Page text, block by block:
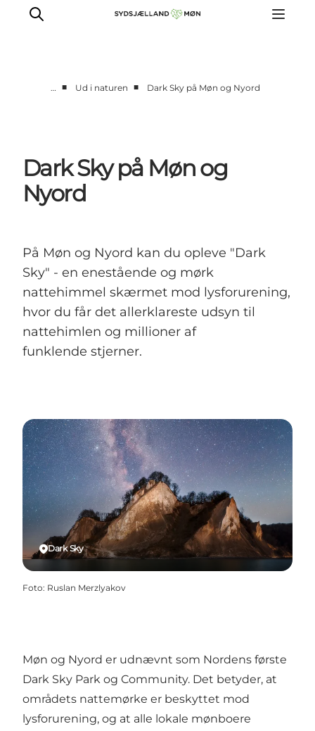
Events
Spis
Overnat
… ■ Ud i naturen ■ Dark Sky på Møn og Nyord
Dark Sky på Møn og
Nyord
På Møn og Nyord kan du opleve "Dark
Sky" - en enestående og mørk
nattehimmel skærmet mod lysforurening,
hvor du får det allerklareste udsyn til
nattehimlen og millioner af
funklende stjerner.
Dark Sky
Foto: Ruslan Merzlyakov
Møn og Nyord er udnævnt som Nordens første
Dark Sky Park og Community. Det betyder, at
områdets nattemørke er beskyttet mod
lysforurening, og at alle lokale mønboere